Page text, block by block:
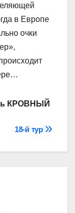
в Европе
очки
КРОВНЫЙ
18-й тур